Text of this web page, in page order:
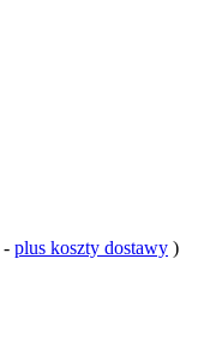
- plus koszty dostawy )